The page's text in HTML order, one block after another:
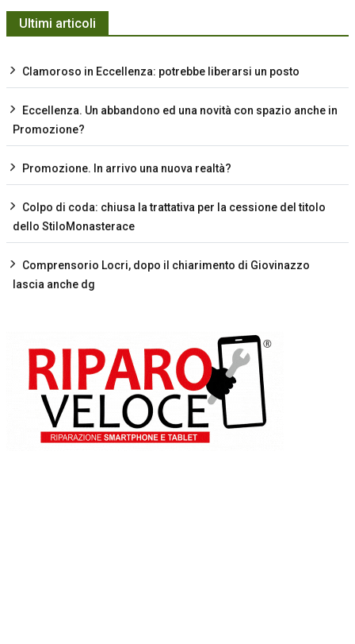
Ultimi articoli
Clamoroso in Eccellenza: potrebbe liberarsi un posto
Eccellenza. Un abbandono ed una novità con spazio anche in
Promozione?
Promozione. In arrivo una nuova realtà?
Colpo di coda: chiusa la trattativa per la cessione del titolo
dello StiloMonasterace
Comprensorio Locri, dopo il chiarimento di Giovinazzo
lascia anche dg